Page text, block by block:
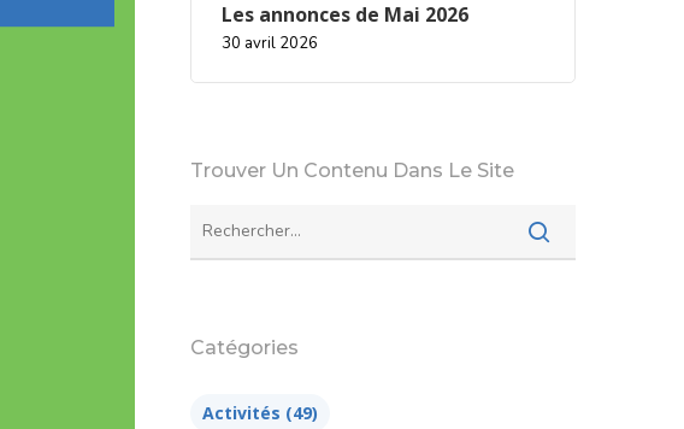
Les annonces de Mai 2026
30 avril 2026
Trouver Un Contenu Dans Le Site
Catégories
Activités (49)